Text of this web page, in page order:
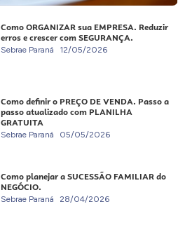
Como ORGANIZAR sua EMPRESA. Reduzir
erros e crescer com SEGURANÇA.
Sebrae Paraná 12/05/2026
Como definir o PREÇO DE VENDA. Passo a
passo atualizado com PLANILHA
GRATUITA
Sebrae Paraná 05/05/2026
Como planejar a SUCESSÃO FAMILIAR do
NEGÓCIO.
Sebrae Paraná 28/04/2026